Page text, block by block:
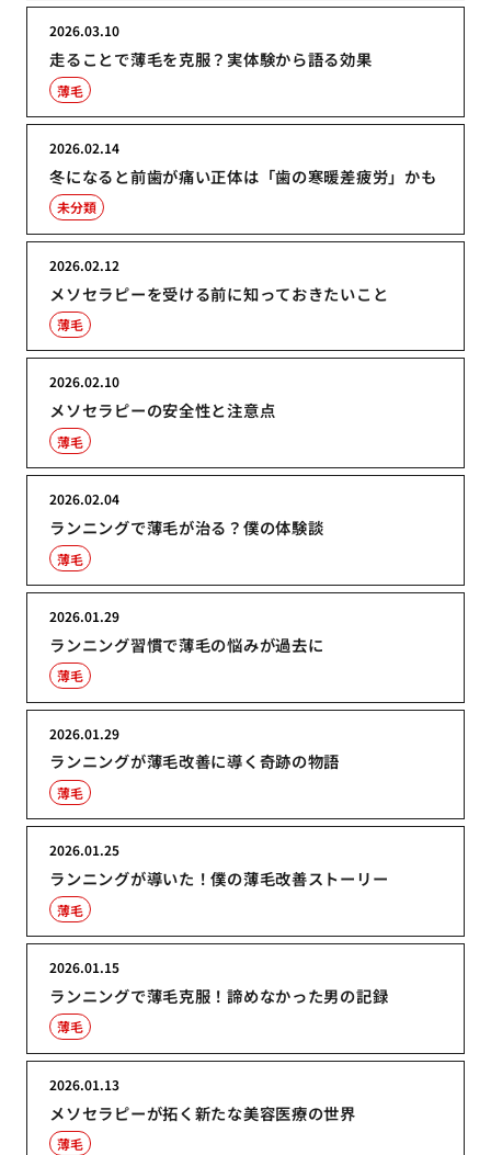
走ることで薄毛を克服？実体験から語る効果
2026.03.10
薄毛
冬になると前歯が痛い正体は「歯の寒暖差疲労」かも
2026.02.14
未分類
メソセラピーを受ける前に知っておきたいこと
2026.02.12
薄毛
メソセラピーの安全性と注意点
2026.02.10
薄毛
ランニングで薄毛が治る？僕の体験談
2026.02.04
薄毛
ランニング習慣で薄毛の悩みが過去に
2026.01.29
薄毛
ランニングが薄毛改善に導く奇跡の物語
2026.01.29
薄毛
ランニングが導いた！僕の薄毛改善ストーリー
2026.01.25
薄毛
ランニングで薄毛克服！諦めなかった男の記録
2026.01.15
薄毛
メソセラピーが拓く新たな美容医療の世界
2026.01.13
薄毛